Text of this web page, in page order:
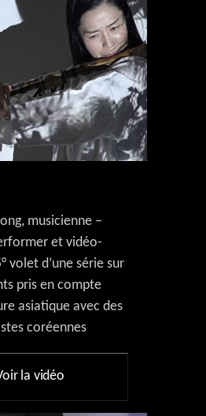
musicienne –
et vidéo-
volet d’une série sur
pris en compte
asiatique avec des
coréennes
la vidéo